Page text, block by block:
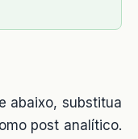
abaixo, substitua
post analítico.